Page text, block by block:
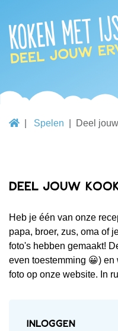
Koken met
Deel jouw
Spelen Deel
Deel jouw
Heb je één van onze
papa, broer, zus, oma of
foto's hebben gemaakt!
even toestemming 😀)
foto op onze website. In
Inloggen